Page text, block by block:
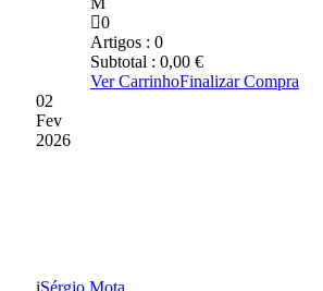
0
Artigos : 0
Subtotal : 0,00 €
Ver CarrinhoFinalizar Compra
02
Fev
2026
Sérgio Mota